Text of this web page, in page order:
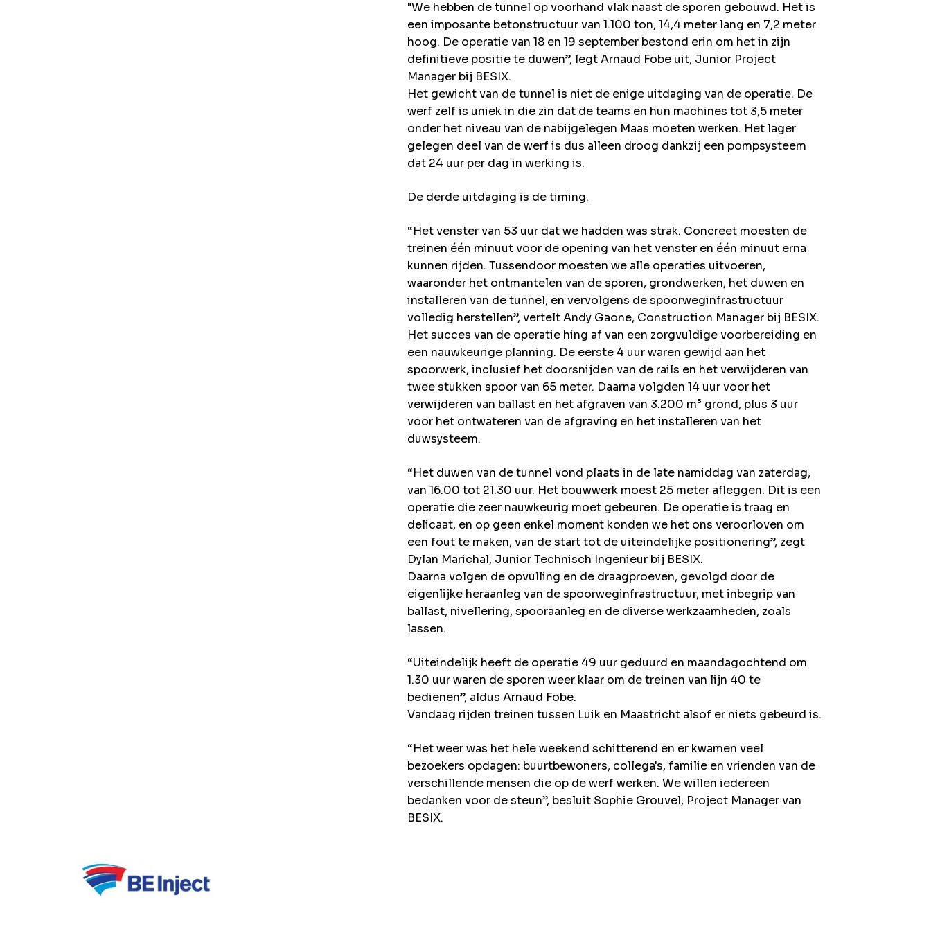
"We hebben de tunnel op voorhand vlak naast de sporen gebouwd. Het is
een imposante betonstructuur van 1.100 ton, 14,4 meter lang en 7,2 meter
hoog. De operatie van 18 en 19 september bestond erin om het in zijn
definitieve positie te duwen”, legt Arnaud Fobe uit, Junior Project
Manager bij BESIX.
Het gewicht van de tunnel is niet de enige uitdaging van de operatie. De
werf zelf is uniek in die zin dat de teams en hun machines tot 3,5 meter
onder het niveau van de nabijgelegen Maas moeten werken. Het lager
gelegen deel van de werf is dus alleen droog dankzij een pompsysteem
dat 24 uur per dag in werking is.
De derde uitdaging is de timing.
“Het venster van 53 uur dat we hadden was strak. Concreet moesten de
treinen één minuut voor de opening van het venster en één minuut erna
kunnen rijden. Tussendoor moesten we alle operaties uitvoeren,
waaronder het ontmantelen van de sporen, grondwerken, het duwen en
installeren van de tunnel, en vervolgens de spoorweginfrastructuur
volledig herstellen”, vertelt Andy Gaone, Construction Manager bij BESIX.
Het succes van de operatie hing af van een zorgvuldige voorbereiding en
een nauwkeurige planning. De eerste 4 uur waren gewijd aan het
spoorwerk, inclusief het doorsnijden van de rails en het verwijderen van
twee stukken spoor van 65 meter. Daarna volgden 14 uur voor het
verwijderen van ballast en het afgraven van 3.200 m³ grond, plus 3 uur
voor het ontwateren van de afgraving en het installeren van het
duwsysteem.
“Het duwen van de tunnel vond plaats in de late namiddag van zaterdag,
van 16.00 tot 21.30 uur. Het bouwwerk moest 25 meter afleggen. Dit is een
operatie die zeer nauwkeurig moet gebeuren. De operatie is traag en
delicaat, en op geen enkel moment konden we het ons veroorloven om
een fout te maken, van de start tot de uiteindelijke positionering”, zegt
Dylan Marichal, Junior Technisch Ingenieur bij BESIX.
Daarna volgen de opvulling en de draagproeven, gevolgd door de
eigenlijke heraanleg van de spoorweginfrastructuur, met inbegrip van
ballast, nivellering, spooraanleg en de diverse werkzaamheden, zoals
lassen.
“Uiteindelijk heeft de operatie 49 uur geduurd en maandagochtend om
1.30 uur waren de sporen weer klaar om de treinen van lijn 40 te
bedienen”, aldus Arnaud Fobe.
Vandaag rijden treinen tussen Luik en Maastricht alsof er niets gebeurd is.
“Het weer was het hele weekend schitterend en er kwamen veel
bezoekers opdagen: buurtbewoners, collega's, familie en vrienden van de
verschillende mensen die op de werf werken. We willen iedereen
bedanken voor de steun”, besluit Sophie Grouvel, Project Manager van
BESIX.